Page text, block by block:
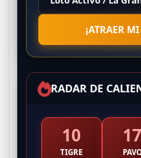
¡ATRAER
RADAR DE
10
TIGRE
17